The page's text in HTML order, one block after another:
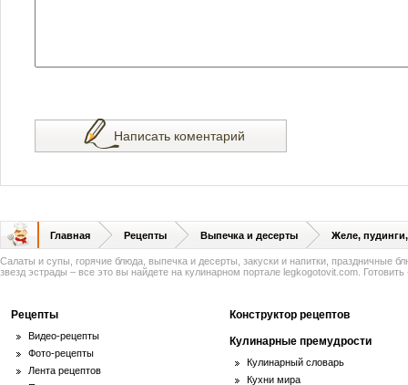
Написать коментарий
Главная Рецепты Выпечка и десерты Желе,
Салаты и супы, горячие блюда, выпечка и десерты, закуски и напитки, праздничные
звезд эстрады – все это вы найдете на кулинарном портале legkogotovit.com. Готовить
Рецепты
Видео-рецепты
Фото-рецепты
Лента рецептов
Конструктор рецептов
Кулинарные премудрости
Кулинарный словарь
Кухни мира